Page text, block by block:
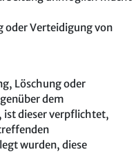
oder Verteidigung von
Löschung oder
dem
dieser verpflichtet,
wurden, diese